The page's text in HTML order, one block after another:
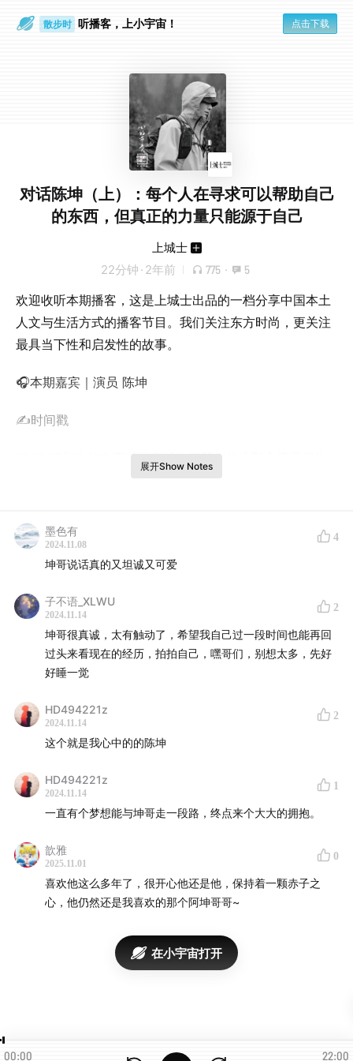
散步时 听播客，上小宇宙！ 点击下载
对话陈坤（上）：每个人在寻求可以帮助自己
的东西，但真正的力量只能源于自己
上城士
22分钟 · 2年前 775 · 5
欢迎收听本期播客，这是上城士出品的一档分享中国本⼟
⼈⽂与⽣活⽅式的播客节目。我们关注东方时尚，更关注
最具当下性和启发性的故事。
🎧本期嘉宾｜演员 陈坤
✍️时间戳
可能体能在不断地衰减，但我们的这颗心还是很热
书……
的事儿
以前我总喜欢把事情复杂化，现在我在慢慢地变得
放下某种执着的东西，对我来说是一种释放
14:15 sorry，之前的陈坤，抱歉
我很熟悉呼吸，但我从没把这件事真正的放在心上
20:57 心念和呼吸有一种关系，这会作用在行走上
「关于上城士」
瞻性的时装⽂化媒体「BOBOSNAP」集⼈⽂、⽣活⽅式和
商业视⻆于⼀体的媒体「上城⼠」，聚焦下⼀代精英群体
展开Show Notes
墨色有
2024.11.08
4
坤哥说话真的又坦诚又可爱
子不语_XLWU
2024.11.14
2
坤哥很真诚，太有触动了，希望我自己过一段时间也能再回
过头来看现在的经历，拍拍自己，嘿哥们，别想太多，先好
好睡一觉
HD494221z
2024.11.14
2
这个就是我心中的的陈坤
HD494221z
2024.11.14
1
一直有个梦想能与坤哥走一段路，终点来个大大的拥抱。
歆雅
2025.11.01
0
喜欢他这么多年了，很开心他还是他，保持着一颗赤子之
心，他仍然还是我喜欢的那个阿坤哥哥~
在小宇宙打开
00:00 22:00